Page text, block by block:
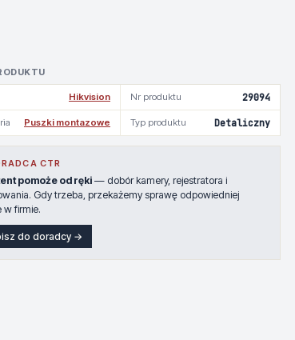
Hikvision Nr produktu 29094
Puszki montazowe Typ produktu Detaliczny
CTR
pomoże od ręki— dobór kamery, rejestratora i
Gdy trzeba, przekażemy sprawę odpowiedniej
w firmie.
do doradcy →